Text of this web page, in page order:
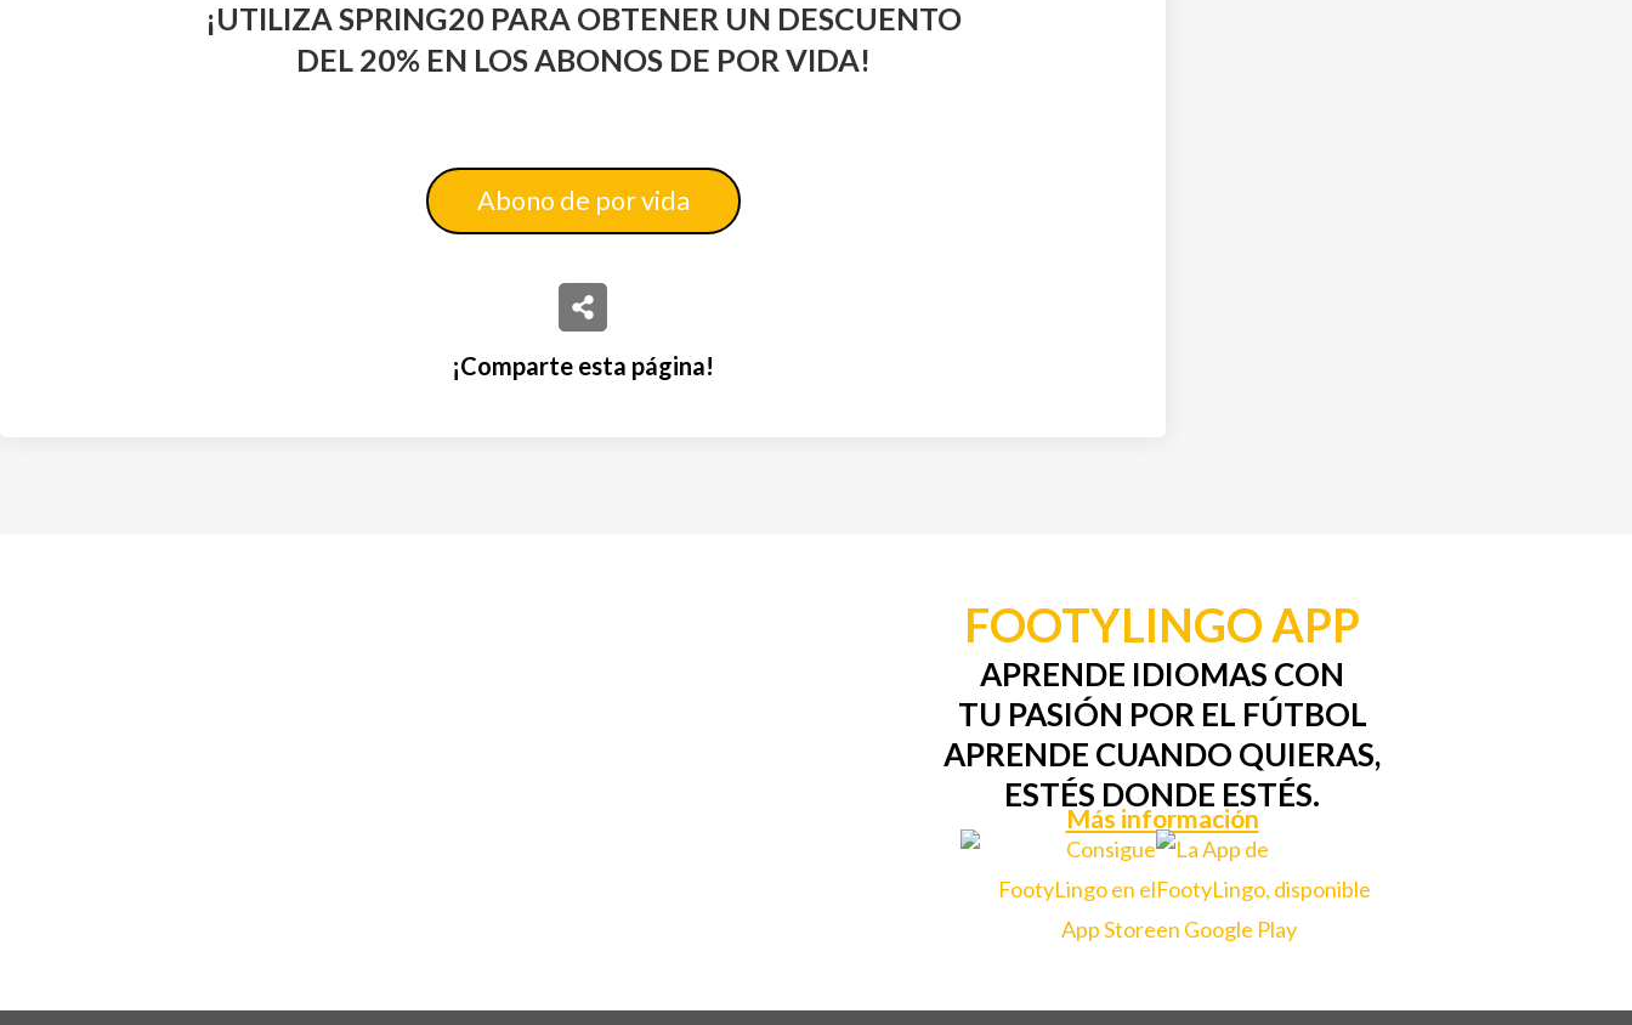
¡UTILIZA SPRING20 PARA OBTENER UN DESCUENTO
DEL 20% EN LOS ABONOS DE POR VIDA!
Abono de por vida
¡Comparte esta página!
FOOTYLINGO APP
APRENDE IDIOMAS CON
TU PASIÓN POR EL FÚTBOL
APRENDE CUANDO QUIERAS,
ESTÉS DONDE ESTÉS.
Más información